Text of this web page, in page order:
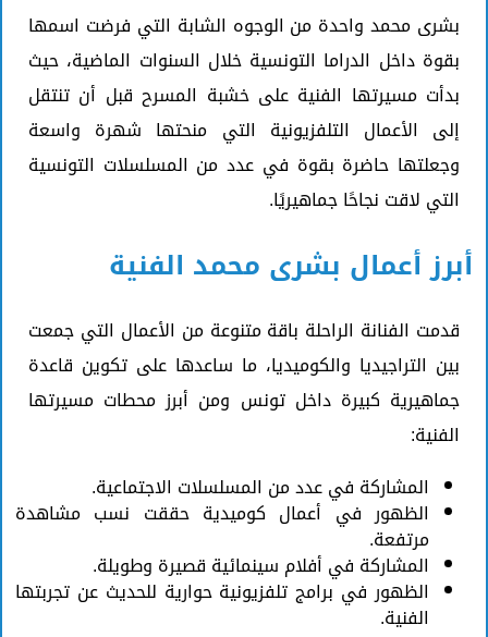
بشرى محمد واحدة من الوجوه الشابة التي فرضت اسمها
بقوة داخل الدراما التونسية خلال السنوات الماضية، حيث
بدأت مسيرتها الفنية على خشبة المسرح قبل أن تنتقل
إلى الأعمال التلفزيونية التي منحتها شهرة واسعة
وجعلتها حاضرة بقوة في عدد من المسلسلات التونسية
التي لاقت نجاحًا جماهيريًا.
أبرز أعمال بشرى محمد الفنية
قدمت الفنانة الراحلة باقة متنوعة من الأعمال التي جمعت
بين التراجيديا والكوميديا، ما ساعدها على تكوين قاعدة
جماهيرية كبيرة داخل تونس ومن أبرز محطات مسيرتها
الفنية:
المشاركة في عدد من المسلسلات الاجتماعية.
الظهور في أعمال كوميدية حققت نسب مشاهدة
مرتفعة.
المشاركة في أفلام سينمائية قصيرة وطويلة.
الظهور في برامج تلفزيونية حوارية للحديث عن تجربتها
الفنية.